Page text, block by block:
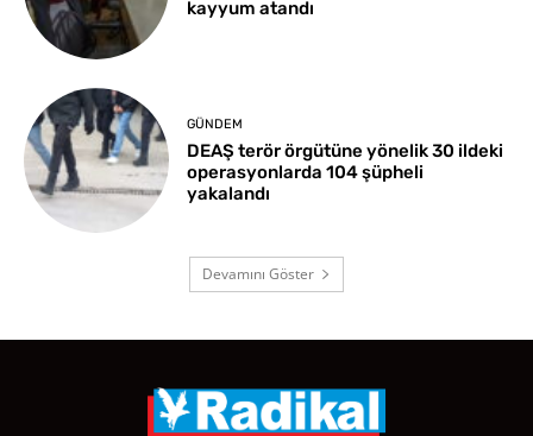
kayyum atandı
GÜNDEM
DEAŞ terör örgütüne yönelik 30 ildeki
operasyonlarda 104 şüpheli
yakalandı
Devamını Göster